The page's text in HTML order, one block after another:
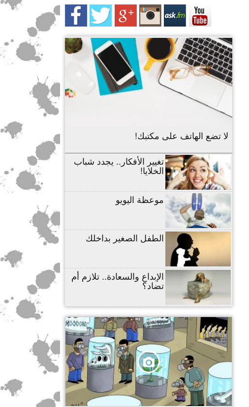
لا تضع الهاتف على مكتبك!
تغيير الأفكار.. يجدد شباب
الخلايا!
موعظة اليويو
الطفل الصغير بداخلك
الإبداع والسعادة.. تلازم أم
تضاد؟